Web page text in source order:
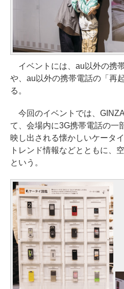
イベントには、au以外の携
や、au以外の携帯電話の「再
る。
今回のイベントでは、
て、会場内に3G携帯電話の一
映し出される懐かしいケータ
トレンド情報などとともに、
という。